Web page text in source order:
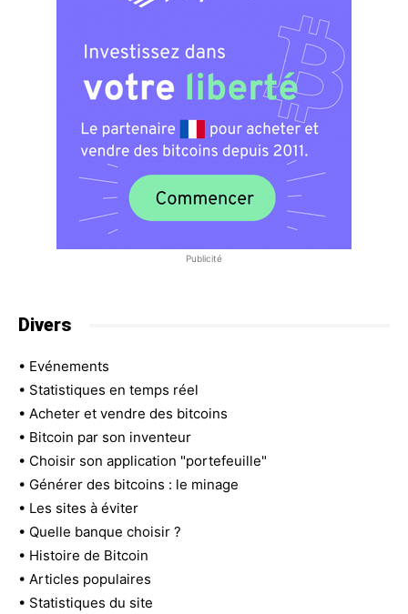
Publicité
Divers
• Evénements
• Statistiques en temps réel
• Acheter et vendre des bitcoins
• Bitcoin par son inventeur
• Choisir son application "portefeuille"
• Générer des bitcoins : le minage
• Les sites à éviter
• Quelle banque choisir ?
• Histoire de Bitcoin
• Articles populaires
• Statistiques du site